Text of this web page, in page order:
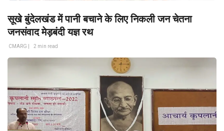
सूखे बुंदेलखंड में पानी बचाने के लिए निकली जन चेतना
जनसंवाद मेड़बंदी यज्ञ रथ
CMARG | 2 min read